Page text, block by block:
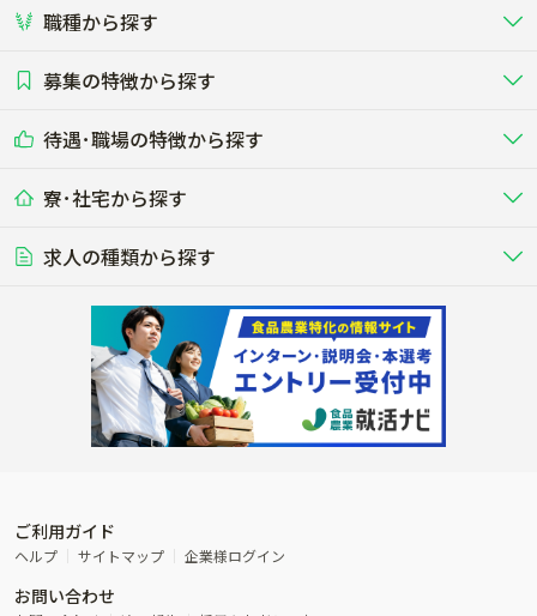
東海
短期アルバイト
その他（独立・副業など）
畜産（酪農･肉牛･養豚･養鶏など）
酪農
する牧場
養豚
る養豚場
レースで活躍する馬の手入れや子馬
その他畜産
その他動物の畜産業（羊、ウズラな
ど）
畑・圃場で野菜・穀物を生産 ビニールハウスで多様な野菜の生産
稲作
ビニールハウスで観賞用植物の栽
植物工場
環境制御された工場で野菜の生産管
理
農業資材･肥料
農場設備・肥料・飼料の生産・流
農業用の機械・機材の開発・販
流通･商社
農産物・農産品の物流・卸し・輸出
入
製造･加工･販売 福祉
その他農業関連企業
ネス
その他業種
木材の植林・伐採・加工、または
漁業･養殖
魚介類の採捕・養殖、または水産加
工場
職種から探す
農場･牧場･現場職
専門職（獣医師･人工授精師･
研究･開発 WEB･IT
その他職種
募集の特徴から探す
未経験歓迎
学歴不問
50代採用実績あり
AT免許OK
内定まで最短1週間 管理者･幹部採用
待遇･職場の特徴から探す
社会保険完備
食事補助あり
年間休日100日以上
経験者優遇 独立支援可能
寮･社宅から探す
単身寮あり
寮･社宅相談可
求人の種類から探す
転職おまかせ求人
ご利用ガイド
ヘルプ サイトマップ 企業様ログイン
お問い合わせ